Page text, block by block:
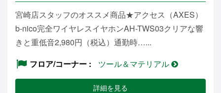
宮崎店スタッフのオススメ商品★アクセス（AXES）
b-nico完全ワイヤレスイヤホンAH-TWS03クリアな響
きと重低音2,980円（税込）通勤時…...
フロア/コーナー
ツール＆マテリアル
詳細を見る